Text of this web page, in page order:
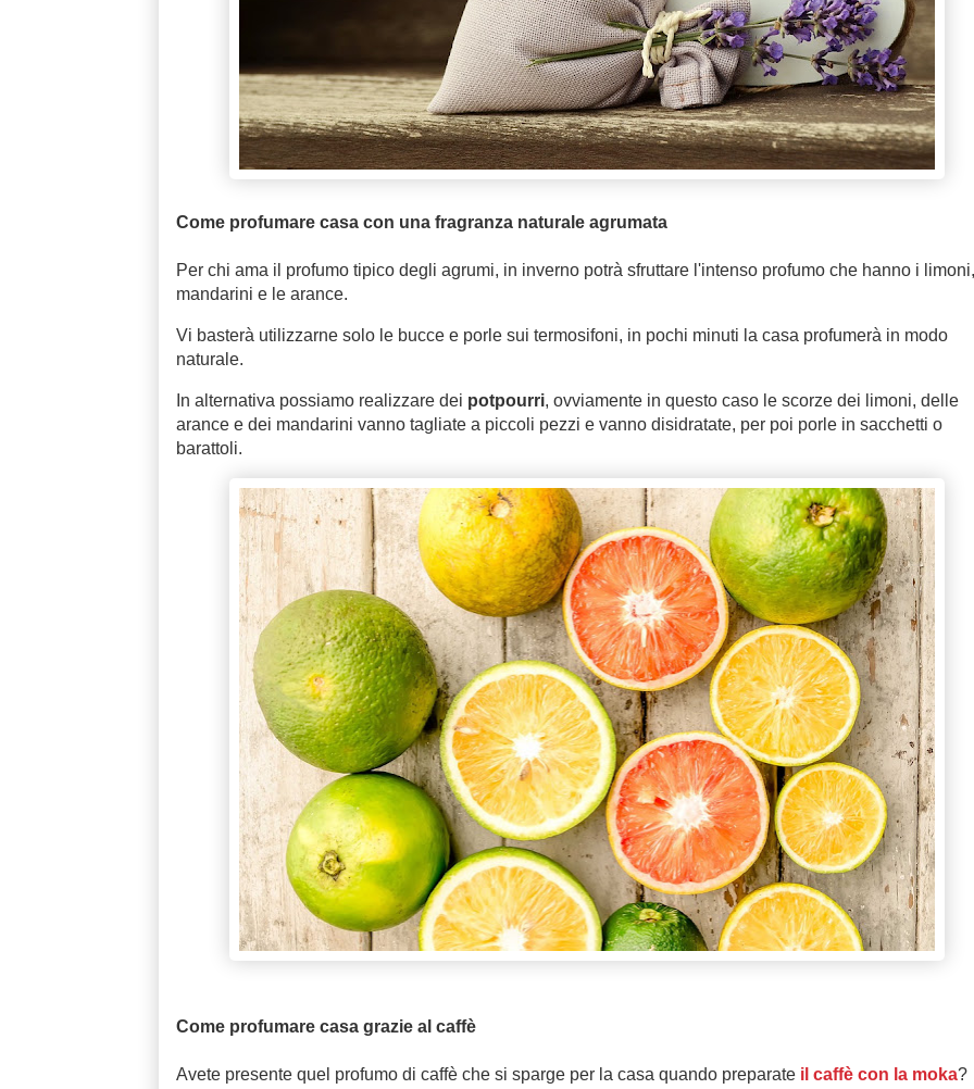
Come profumare casa con una fragranza naturale agrumata
Per chi ama il profumo tipico degli agrumi, in inverno potrà sfruttare l'intenso profumo che hanno i
mandarini e le arance.
Vi basterà utilizzarne solo le bucce e porle sui termosifoni, in pochi minuti la casa profumerà in modo
naturale.
In alternativa possiamo realizzare dei potpourri, ovviamente in questo caso le scorze dei limoni, delle
arance e dei mandarini vanno tagliate a piccoli pezzi e vanno disidratate, per poi porle in sacchetti o
barattoli.
Come profumare casa grazie al caffè
Avete presente quel profumo di caffè che si sparge per la casa quando preparate il caffè con la moka?